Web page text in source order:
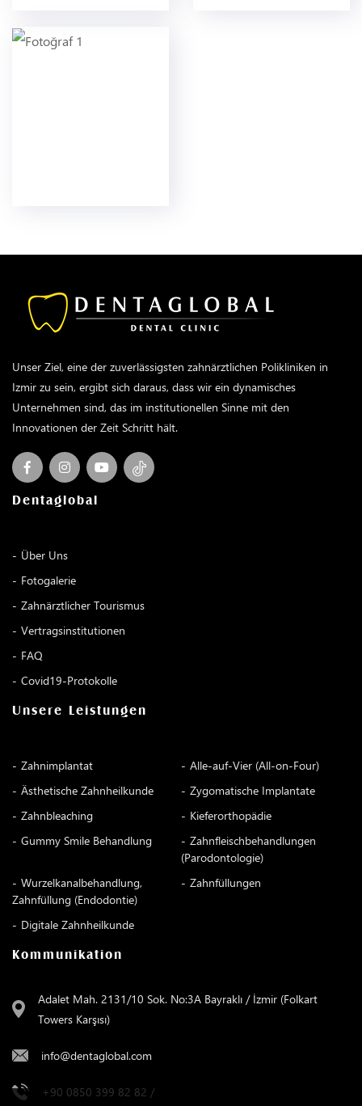
Unser Ziel, eine der zuverlässigsten zahnärztlichen Polikliniken in
Izmir zu sein, ergibt sich daraus, dass wir ein dynamisches
Unternehmen sind, das im institutionellen Sinne mit den
Innovationen der Zeit Schritt hält.
Dentaglobal
Über Uns
Fotogalerie
Zahnärztlicher Tourismus
Vertragsinstitutionen
FAQ
Covid19-Protokolle
Unsere Leistungen
Zahnimplantat
Alle-auf-Vier (All-on-Four)
Ästhetische Zahnheilkunde
Zygomatische Implantate
Zahnbleaching
Kieferorthopädie
Gummy Smile Behandlung
Zahnfleischbehandlungen
(Parodontologie)
Wurzelkanalbehandlung,
Zahnfüllung (Endodontie)
Zahnfüllungen
Digitale Zahnheilkunde
Kommunikation
Adalet Mah. 2131/10 Sok. No:3A Bayraklı / İzmir (Folkart
Towers Karşısı)
info@dentaglobal.com
+90 0850 399 82 82 /